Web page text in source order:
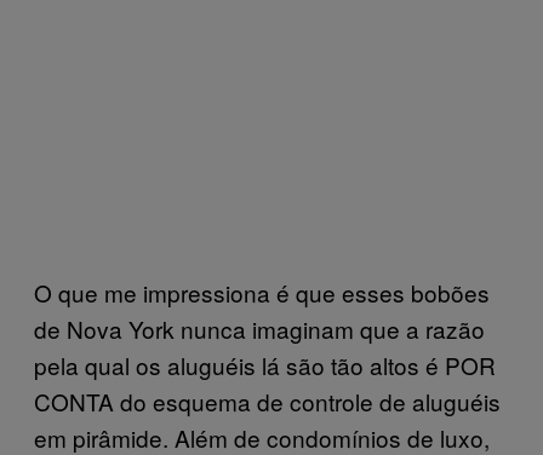
O que me impressiona é que esses bobões
de Nova York nunca imaginam que a razão
pela qual os aluguéis lá são tão altos é POR
CONTA do esquema de controle de aluguéis
em pirâmide. Além de condomínios de luxo,